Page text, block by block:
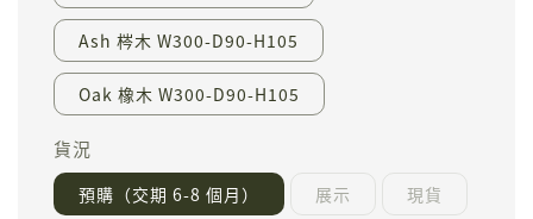
Ash 梣木 W300-D90-H105
Oak 橡木 W300-D90-H105
貨況
預購（交期 6-8 個月） 展示 現貨